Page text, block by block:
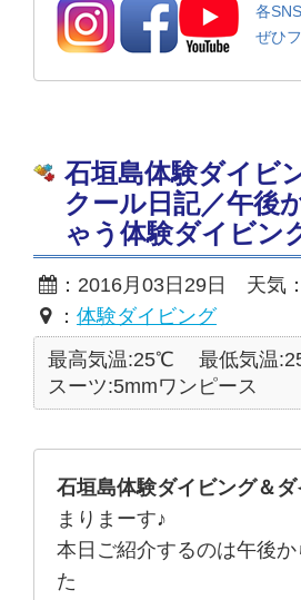
各
ぜひ
石垣島体験ダイビ
クール日記／午後
ゃう体験ダイビン
：2016月03日29日 天気：
： 体験ダイビング
最高気温:25℃
最低気温
スーツ:5mmワンピース
石垣島体験ダイビング＆
まりまーす♪
本日ご紹介するのは午後か
た